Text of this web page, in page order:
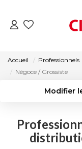
Accueil Professionnels
Négoce / Grossiste
Modifier
Sélectionnez...
Type de bien